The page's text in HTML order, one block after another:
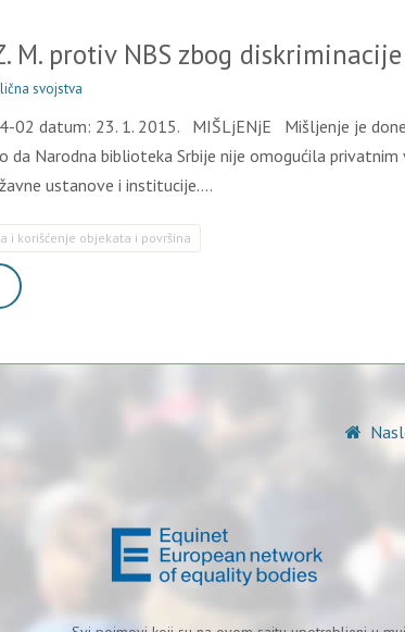
M. protiv NBS zbog
svojstva
02 datum: 23. 1. 2015. MIŠLjENjE Mišljenje je
da Narodna biblioteka Srbije nije omogućila
ustanove i institucije….
i korišćenje objekata i površina